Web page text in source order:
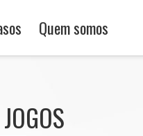
Quem somos
JOGOS